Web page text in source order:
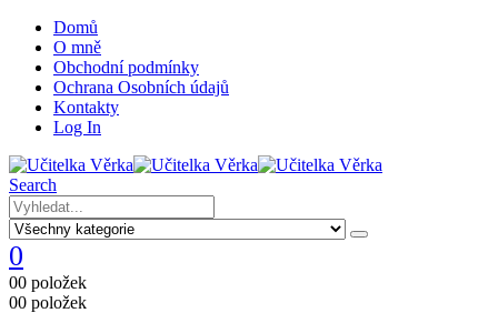
Domů
O mně
Obchodní podmínky
Ochrana Osobních údajů
Kontakty
Log In
Search
0
00 položek
00 položek